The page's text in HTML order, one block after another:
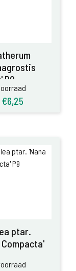
P9
ptar.
Compacta'